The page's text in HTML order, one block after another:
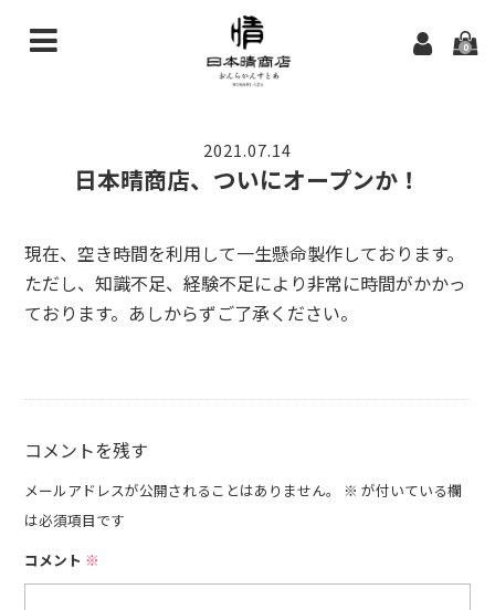
0
全商品
加工品
Official Site
2021.07.14
日本晴商店、ついにオープンか！
現在、空き時間を利用して一生懸命製作しております。
ただし、知識不足、経験不足により非常に時間がかかっ
ております。あしからずご了承ください。
コメントを残す
メールアドレスが公開されることはありません。 ※ が付いている欄
は必須項目です
コメント ※